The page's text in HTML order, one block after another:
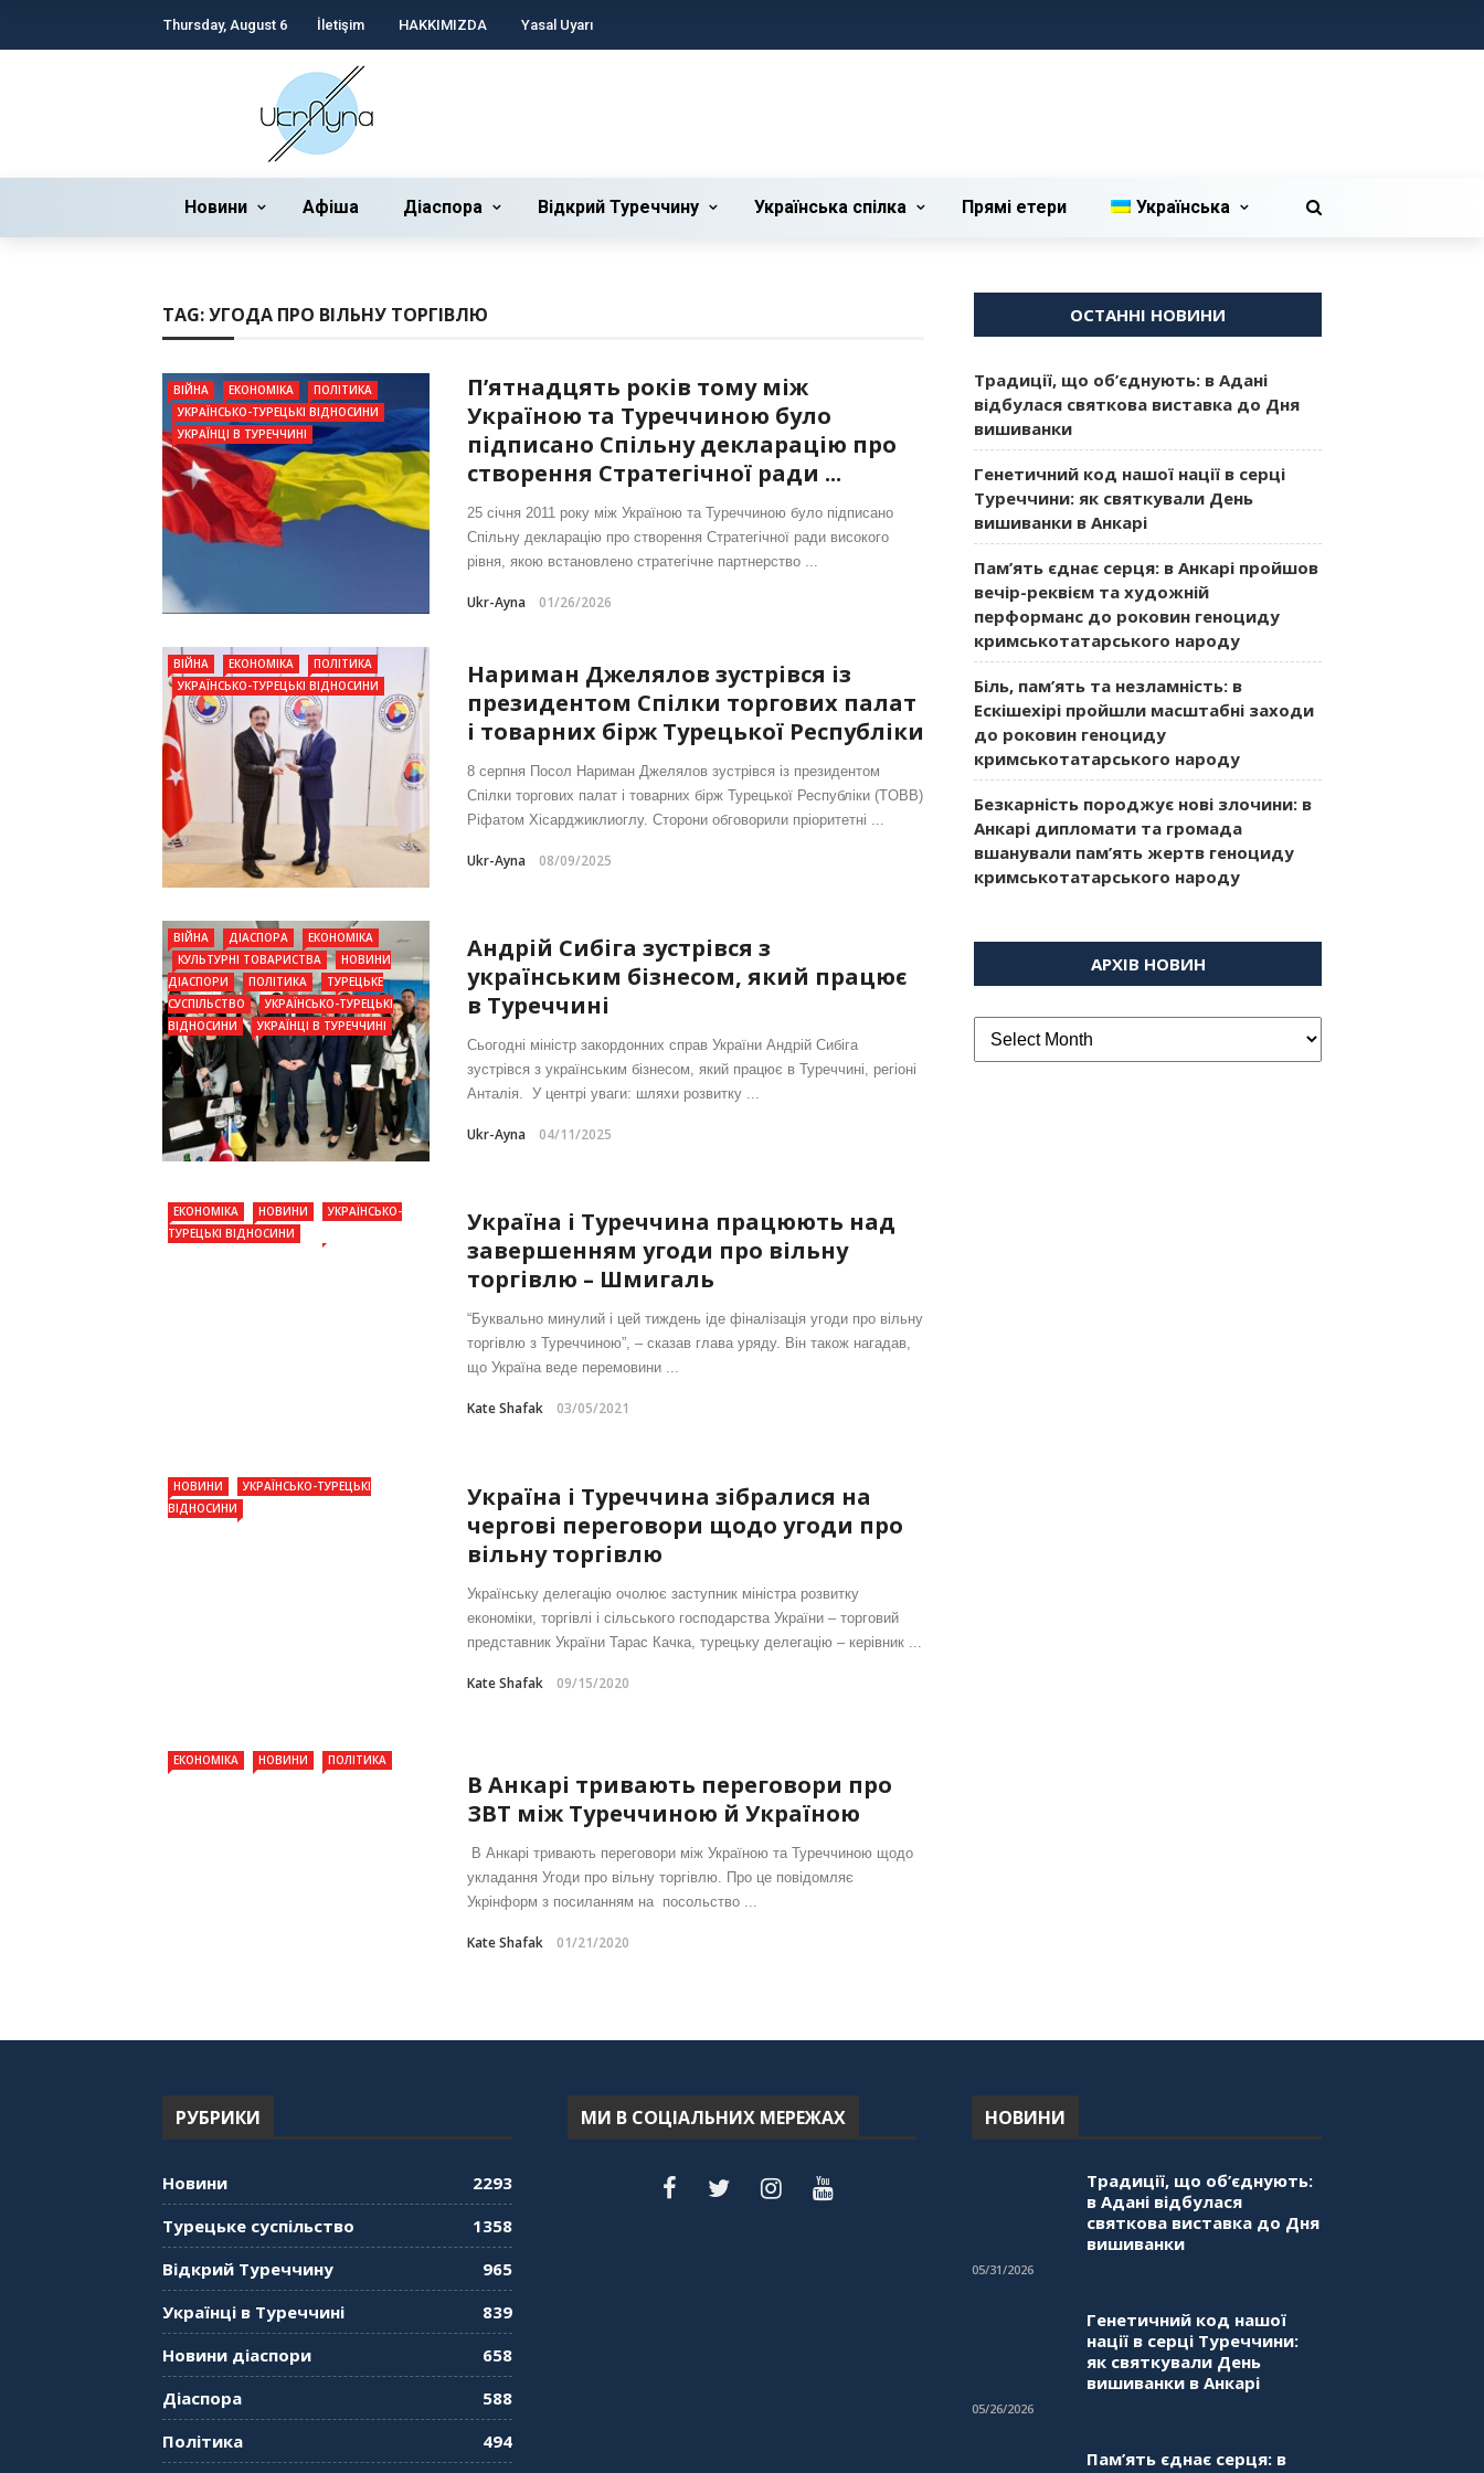
Thursday, August 6 İletişim HAKKIMIZDA Yasal Uyarı
Новини Афіша Діаспора Відкрий Туреччину Українська cпілка Прямі етери Українська
TAG:УГОДА ПРО ВІЛЬНУ ТОРГІВЛЮ
ВІЙНА ЕКОНОМІКА
ПОЛІТИКА
УКРАЇНСЬКО-ТУРЕЦЬКІ ВІДНОСИНИ
УКРАЇНЦІ В ТУРЕЧЧИНІ
П’ятнадцять років тому між
Україною та Туреччиною було
підписано Спільну декларацію про
створення Стратегічної ради ...
25 січня 2011 року між Україною та Туреччиною було підписано
Спільну декларацію про створення Стратегічної ради високого
рівня, якою встановлено стратегічне партнерство ...
Ukr-Ayna 01/26/2026
ВІЙНА ЕКОНОМІКА
ПОЛІТИКА
УКРАЇНСЬКО-ТУРЕЦЬКІ ВІДНОСИНИ
Нариман Джелялов зустрівся із
президентом Спілки торгових палат
і товарних бірж Турецької Республіки
8 серпня Посол Нариман Джелялов зустрівся із президентом
Спілки торгових палат і товарних бірж Турецької Республіки (TOBB)
Ріфатом Хісарджиклиоглу. Сторони обговорили пріоритетні ...
Ukr-Ayna 08/09/2025
ВІЙНА ДІАСПОРА
ЕКОНОМІКА
КУЛЬТУРНІ ТОВАРИСТВА
НОВИНИ
ДІАСПОРИ
ПОЛІТИКА
ТУРЕЦЬКЕ
СУСПІЛЬСТВО
УКРАЇНСЬКО-ТУРЕЦЬКІ
ВІДНОСИНИ
УКРАЇНЦІ В ТУРЕЧЧИНІ
Андрій Сибіга зустрівся з
українським бізнесом, який працює
в Туреччині
Сьогодні міністр закордонних справ України Андрій Сибіга
зустрівся з українським бізнесом, який працює в Туреччині, регіоні
Анталія. У центрі уваги: шляхи розвитку ...
Ukr-Ayna 04/11/2025
ЕКОНОМІКА НОВИНИ
УКРАЇНСЬКО-
ТУРЕЦЬКІ ВІДНОСИНИ
Україна і Туреччина працюють над
завершенням угоди про вільну
торгівлю – Шмигаль
“Буквально минулий і цей тиждень іде фіналізація угоди про вільну
торгівлю з Туреччиною”, – сказав глава уряду. Він також нагадав,
що Україна веде перемовини ...
Kate Shafak 03/05/2021
НОВИНИ
УКРАЇНСЬКО-ТУРЕЦЬКІ
ВІДНОСИНИ
Україна і Туреччина зібралися на
чергові переговори щодо угоди про
вільну торгівлю
Українську делегацію очолює заступник міністра розвитку
економіки, торгівлі і сільського господарства України – торговий
представник України Тарас Качка, турецьку делегацію – керівник ...
Kate Shafak 09/15/2020
ЕКОНОМІКА НОВИНИ ПОЛІТИКА
В Анкарі тривають переговори про
ЗВТ між Туреччиною й Україною
В Анкарі тривають переговори між Україною та Туреччиною щодо
укладання Угоди про вільну торгівлю. Про це повідомляє
Укрінформ з посиланням на посольство ...
Kate Shafak 01/21/2020
ОСТАННІ НОВИНИ
Традиції, що об’єднують: в Адані
відбулася святкова виставка до Дня
вишиванки
Генетичний код нашої нації в серці
Туреччини: як святкували День
вишиванки в Анкарі
Пам’ять єднає серця: в Анкарі пройшов
вечір-реквієм та художній
перформанс до роковин геноциду
кримськотатарського народу
Біль, пам’ять та незламність: в
Ескішехірі пройшли масштабні заходи
до роковин геноциду
кримськотатарського народу
Безкарність породжує нові злочини: в
Анкарі дипломати та громада
вшанували пам’ять жертв геноциду
кримськотатарського народу
АРХІВ НОВИН
РУБРИКИ
Новини
2293
Турецьке суспільство
1358
Відкрий Туреччину
965
Українці в Туреччині
839
Новини діаспори
658
Діаспора
588
Політика
494
МИ В СОЦІАЛЬНИХ МЕРЕЖАХ НОВИНИ
Традиції, що об’єднують:
в Адані відбулася
святкова виставка до Дня
вишиванки
05/31/2026
Генетичний код нашої
нації в серці Туреччини:
як святкували День
вишиванки в Анкарі
05/26/2026
Пам’ять єднає серця: в